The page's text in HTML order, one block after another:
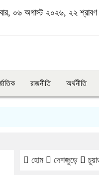
০৬ অগাস্ট ২০২৬, ২২ শ্রাবণ
রাজনীতি অর্থনীতি
হোম দেশজুড়ে